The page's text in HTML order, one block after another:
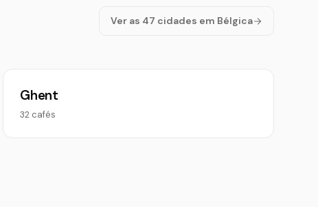
Ver as 47 cidades em Bélgica
Ghent
32 cafés